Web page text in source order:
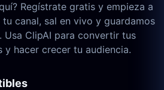
Regístrate gratis y empieza a
tu canal, sal en vivo y guardamos
ClipAI para convertir tus
hacer crecer tu audiencia.